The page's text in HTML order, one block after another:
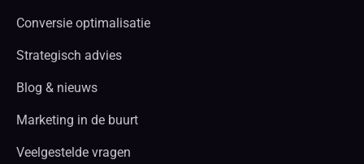
Conversie optimalisatie
Strategisch advies
Blog & nieuws
Marketing in de buurt
Veelgestelde vragen